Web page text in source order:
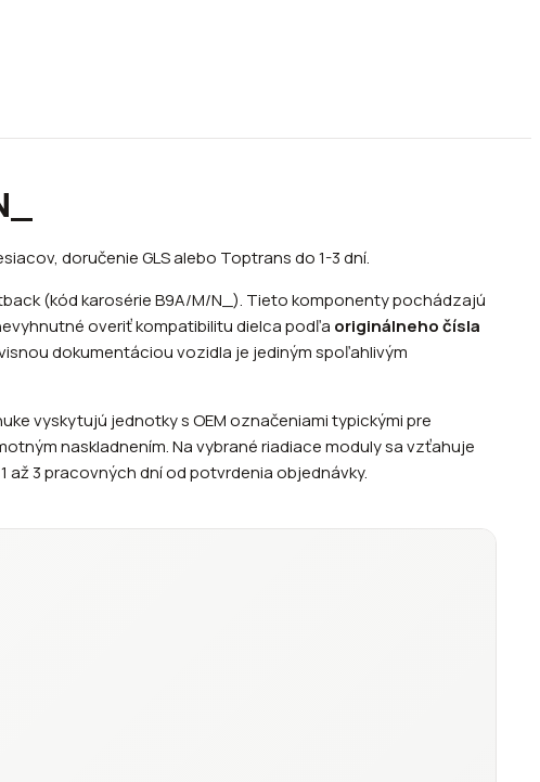
doručenie GLS alebo Toptrans do 1-3 dní.
(kód karosérie B9A/M/N_). Tieto komponenty pochádzajú
overiť kompatibilitu dielca podľa originálneho čísla
dokumentáciou vozidla je jediným spoľahlivým
vyskytujú jednotky s OEM označeniami typickými pre
naskladnením. Na vybrané riadiace moduly sa vzťahuje
až 3 pracovných dní od potvrdenia objednávky.